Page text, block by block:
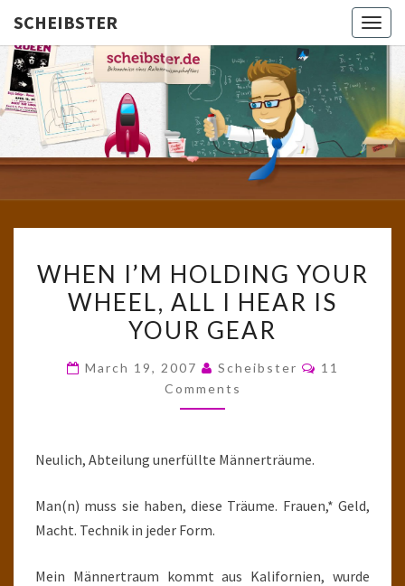
SCHEIBSTER
Gutbürgerliche
Reime Und
Mehr! In
Blogform.
School!
I’M
HOLDING
YOUR
ALL
GEAR
WHEN I’M HOLDING YOUR
WHEEL, ALL I HEAR IS
YOUR GEAR
March 19, 2007 Scheibster Comments
11
Comments
Neulich, Abteilung unerfüllte Männerträume.
Man(n) muss sie haben, diese Träume. Frauen,* Geld,
Macht. Technik in jeder Form.
Mein Männertraum kommt aus Kalifornien, wurde